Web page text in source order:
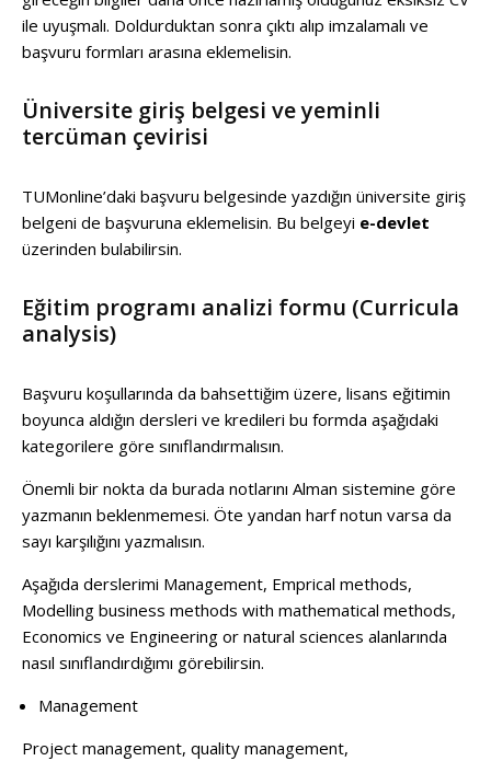
ile uyuşmalı. Doldurduktan sonra çıktı alıp imzalamalı ve
başvuru formları arasına eklemelisin.
Üniversite giriş belgesi ve yeminli
tercüman çevirisi
TUMonline’daki başvuru belgesinde yazdığın üniversite giriş
belgeni de başvuruna eklemelisin. Bu belgeyi e-devlet
üzerinden bulabilirsin.
Eğitim programı analizi formu (Curricula
analysis)
Başvuru koşullarında da bahsettiğim üzere, lisans eğitimin
boyunca aldığın dersleri ve kredileri bu formda aşağıdaki
kategorilere göre sınıflandırmalısın.
Önemli bir nokta da burada notlarını Alman sistemine göre
yazmanın beklenmemesi. Öte yandan harf notun varsa da
sayı karşılığını yazmalısın.
Aşağıda derslerimi Management, Emprical methods,
Modelling business methods with mathematical methods,
Economics ve Engineering or natural sciences alanlarında
nasıl sınıflandırdığımı görebilirsin.
Management
Project management, quality management,